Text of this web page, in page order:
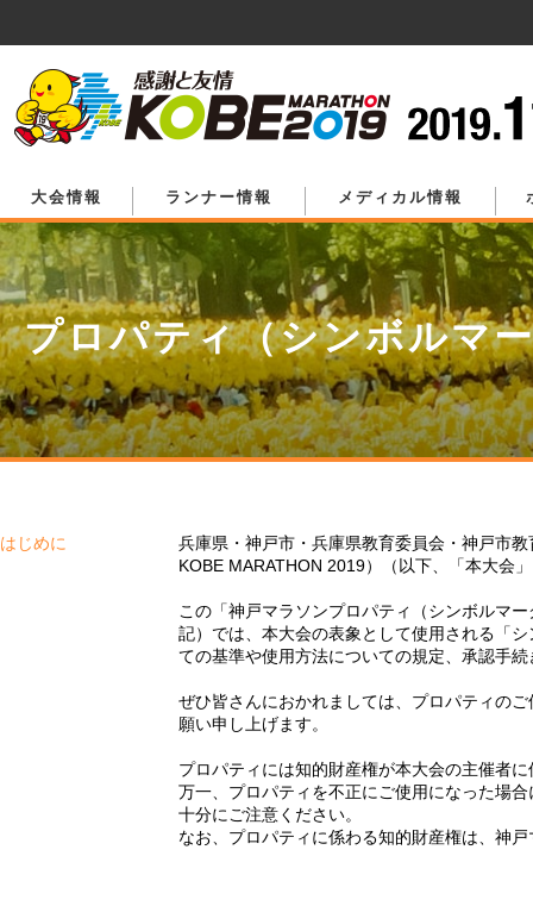
す。
大会情報 ランナー情報 メディカル情報
プロパティ（シンボルマ
はじめに
兵庫県・神戸市・兵庫県教育委員会・神戸市
KOBE MARATHON 2019）（以下、「本大会
この「神戸マラソンプロパティ（シンボルマ
記）では、本大会の表象として使用される「
ての基準や使用方法についての規定、承認手
ぜひ皆さんにおかれましては、プロパティの
願い申し上げます。
プロパティには知的財産権が本大会の主催者
万一、プロパティを不正にご使用になった場
十分にご注意ください。
なお、プロパティに係わる知的財産権は、神